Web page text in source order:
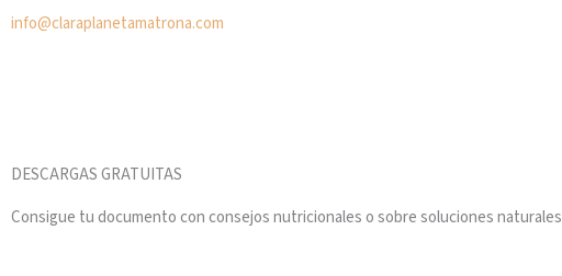
info@claraplanetamatrona.com
DESCARGAS GRATUITAS
Consigue tu documento con consejos nutricionales o sobre soluciones naturales